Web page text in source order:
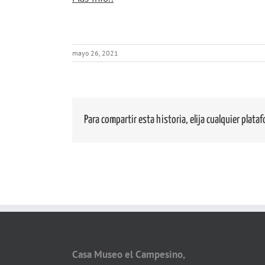
mayo 26, 2021
Para compartir esta historia, elija cualquier
Casa Museo el Campesino,